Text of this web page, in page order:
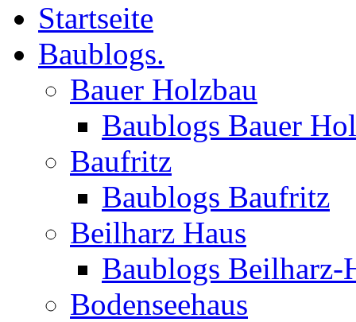
Startseite
Baublogs.
Bauer Holzbau
Baublogs Bauer
Baufritz
Baublogs Baufritz
Beilharz Haus
Baublogs Beilharz-
Bodenseehaus